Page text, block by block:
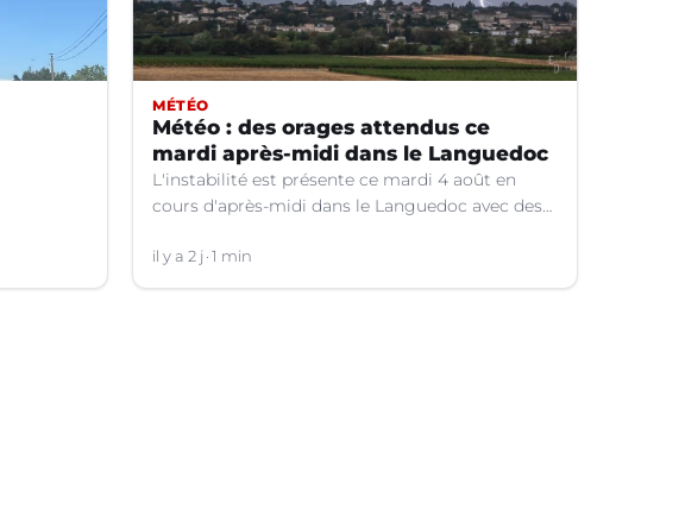
MÉTÉO
Météo : des orages attendus ce
mardi après-midi dans le Languedoc
L'instabilité est présente ce mardi 4 août en
cours d'après-midi dans le Languedoc avec des
il y a 2 j 1 min